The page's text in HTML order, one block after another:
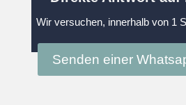
Wir versuchen, innerhalb von 1
Senden einer